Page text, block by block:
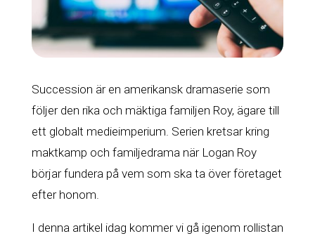
Succession är en amerikansk dramaserie som
följer den rika och mäktiga familjen Roy, ägare till
ett globalt medieimperium. Serien kretsar kring
maktkamp och familjedrama när Logan Roy
börjar fundera på vem som ska ta över företaget
efter honom.
I denna artikel idag kommer vi gå igenom rollistan